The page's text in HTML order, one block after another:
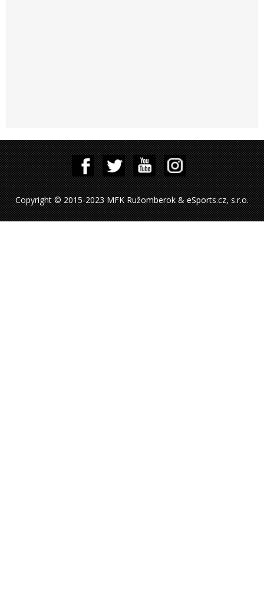
Copyright © 2015-2023 MFK Ružomberok & eSports.cz, s.r.o.